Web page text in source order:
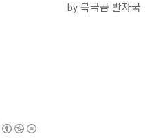
by 북극곰 발자국